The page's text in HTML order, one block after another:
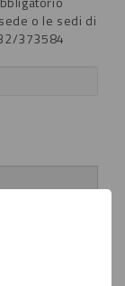
o le sedi di
373584